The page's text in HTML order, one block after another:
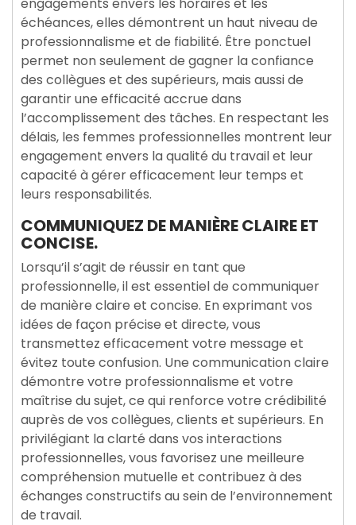
échéances, elles démontrent un haut niveau de
professionnalisme et de fiabilité. Être ponctuel
permet non seulement de gagner la confiance
des collègues et des supérieurs, mais aussi de
garantir une efficacité accrue dans
l’accomplissement des tâches. En respectant les
délais, les femmes professionnelles montrent leur
engagement envers la qualité du travail et leur
capacité à gérer efficacement leur temps et
leurs responsabilités.
COMMUNIQUEZ DE MANIÈRE CLAIRE ET
CONCISE.
Lorsqu’il s’agit de réussir en tant que
professionnelle, il est essentiel de communiquer
de manière claire et concise. En exprimant vos
idées de façon précise et directe, vous
transmettez efficacement votre message et
évitez toute confusion. Une communication claire
démontre votre professionnalisme et votre
maîtrise du sujet, ce qui renforce votre crédibilité
auprès de vos collègues, clients et supérieurs. En
privilégiant la clarté dans vos interactions
professionnelles, vous favorisez une meilleure
compréhension mutuelle et contribuez à des
échanges constructifs au sein de l’environnement
de travail.